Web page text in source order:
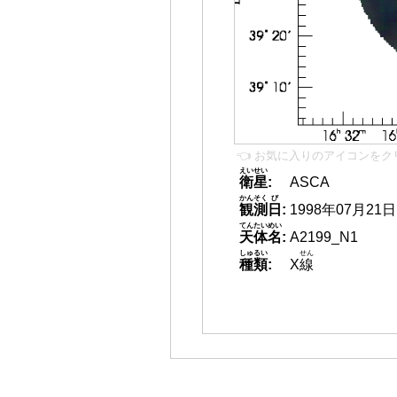
👈 お気に入りのアイコンをク
衛星
えいせい
:
ASCA
観測
かんそく
日
び
: 1998年07月21日
天体名
てんたいめい
: A2199_N1
種類
しゅるい
: X線
せん